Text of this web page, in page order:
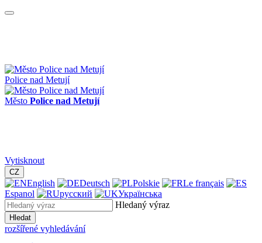
Police nad Metují
Město Police nad Metují
Vytisknout
CZ
English Deutsch Polskie
Le français
Espanol
русский
Українська
Hledaný výraz
Hledat
rozšířené vyhledávání